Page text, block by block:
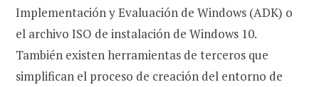
Implementación y Evaluación de Windows (ADK) o
el archivo ISO de instalación de Windows 10.
También existen herramientas de terceros que
simplifican el proceso de creación del entorno de